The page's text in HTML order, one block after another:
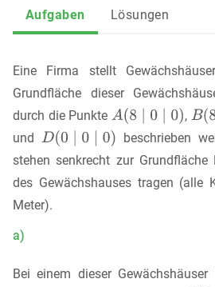
Aufgaben Lösungen
Eine Firma stellt
Grundfläche dieser
durch die Punkte
,
und
beschrieben
stehen senkrecht zur
des Gewächshauses tragen (alle
Meter).
a)
Bei einem dieser